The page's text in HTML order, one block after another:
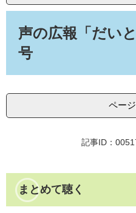
声の広報「だい
号
ペー
記事ID：
まとめて聴く